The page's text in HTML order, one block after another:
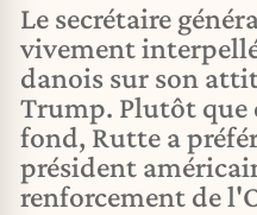
Le secrétaire
vivement
danois sur son
Trump. Plutôt que
fond, Rutte a
président
renforcement de